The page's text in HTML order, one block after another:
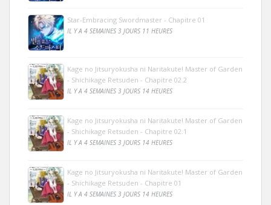
Star-Embracing Swordmaster - Chapitre 01
IL Y A 4 SEMAINES 3 JOURS 11 HEURES
Kage no Jitsuryokusha ni Naritakute! Master of Garden
- Shichikage Retsuden - Chapitre 02.2
IL Y A 4 SEMAINES 3 JOURS 14 HEURES
Kage no Jitsuryokusha ni Naritakute! Master of Garden
- Shichikage Retsuden - Chapitre 02.1
IL Y A 4 SEMAINES 3 JOURS 14 HEURES
Kage no Jitsuryokusha ni Naritakute! Master of Garden
- Shichikage Retsuden - Chapitre 01
IL Y A 4 SEMAINES 3 JOURS 14 HEURES